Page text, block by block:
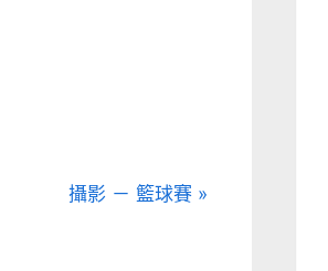
N
攝影 － 籃球賽